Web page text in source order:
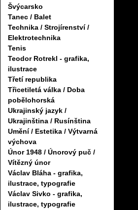
Švýcarsko
Tanec / Balet
Technika / Strojírenství /
Elektrotechnika
Tenis
Teodor Rotrekl - grafika,
ilustrace
Třetí republika
Třicetiletá válka / Doba
pobělohorská
Ukrajinský jazyk /
Ukrajinština / Rusínština
Umění / Estetika / Výtvarná
výchova
Únor 1948 / Únorový puč /
Vítězný únor
Václav Bláha - grafika,
ilustrace, typografie
Václav Sivko - grafika,
ilustrace, typografie